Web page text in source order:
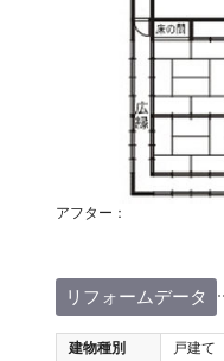
アフター：
リフォームデータ
建物種別
戸建て